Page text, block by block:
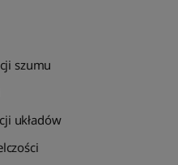
szumu
układów